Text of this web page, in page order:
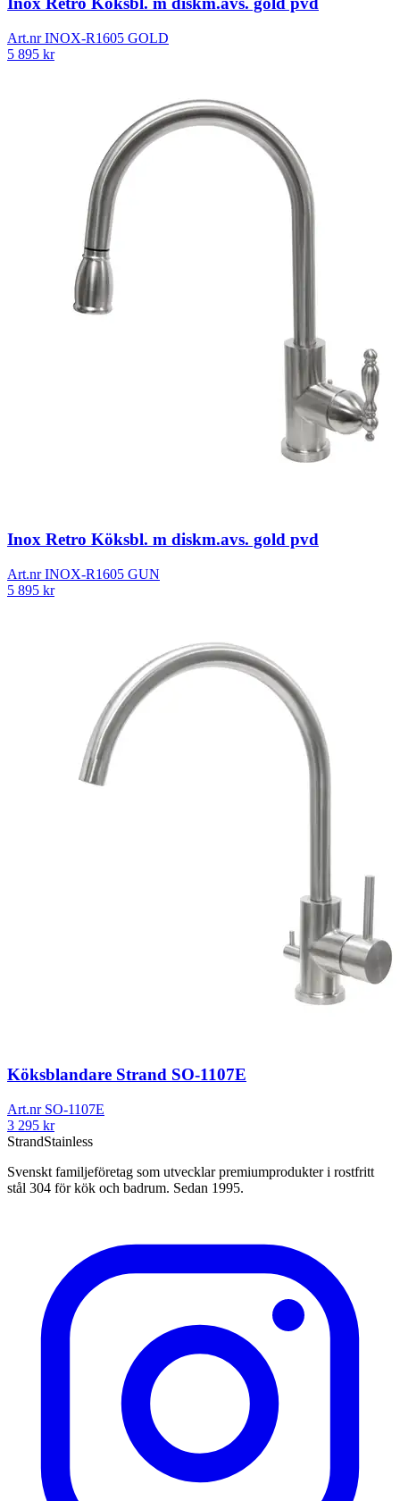
Art.nrINOX-R1605 GOLD
5 895 kr
Inox Retro Köksbl. m diskm.avs. gold pvd
Art.nrINOX-R1605 GUN
5 895 kr
Köksblandare Strand SO-1107E
Art.nr SO-1107E
3 295 kr
StrandStainless
Svenskt familjeföretag som utvecklar premiumprodukter i rostfritt
stål 304 för kök och badrum. Sedan 1995.